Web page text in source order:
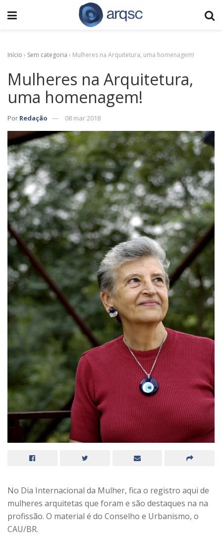
Início › Sem categoria › Mulheres na Arquitetura, uma homenagem!
Mulheres na Arquitetura,
uma homenagem!
Por Redação 08 mar 2018
No Dia Internacional da Mulher, fica o registro aqui de
mulheres arquitetas que foram e são destaques na na
profissão. O material é do Conselho e Urbanismo, o
CAU/BR.